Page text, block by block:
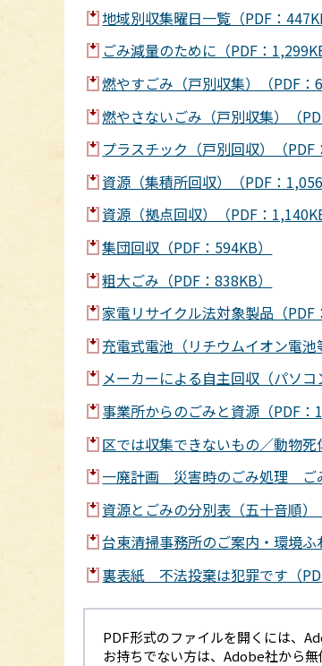
地域別収集曜日一覧（PDF：
ごみ減量のために（PDF：
燃やすごみ（戸別収集）（PDF：
燃やさないごみ（戸別収集）（
プラスチック（戸別回収）（PDF
資源（集積所回収）（PDF：
資源（拠点回収）（PDF：1,140KB
集団回収（PDF：594KB）
粗大ごみ（PDF：838KB）
家電リサイクル法対象製品（PDF
充電式電池（リチウムイオン電池
メーカーによる自主回収（パソコ
事業所からのごみと資源（PDF：
区では収集できないもの／動物死
一廃計画 災害時のごみ処理 ご
資源とごみの分別表（五十音順）
台東清掃事務所のご案内・環境ふ
裏表紙 不法投棄は犯罪です（
PDF形式のファイルを開くには、
お持ちでない方は、Adobe社から無